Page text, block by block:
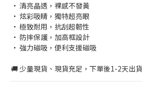
• 清亮晶透，裸感不發黃
• 炫彩吸睛，獨特超亮眼
• 極致耐用，抗刮超韌性
• 防摔保護，加高框設計
• 強力磁吸，便利支援磁吸
🚚 少量現貨、現貨充足，下單後1-2天出貨